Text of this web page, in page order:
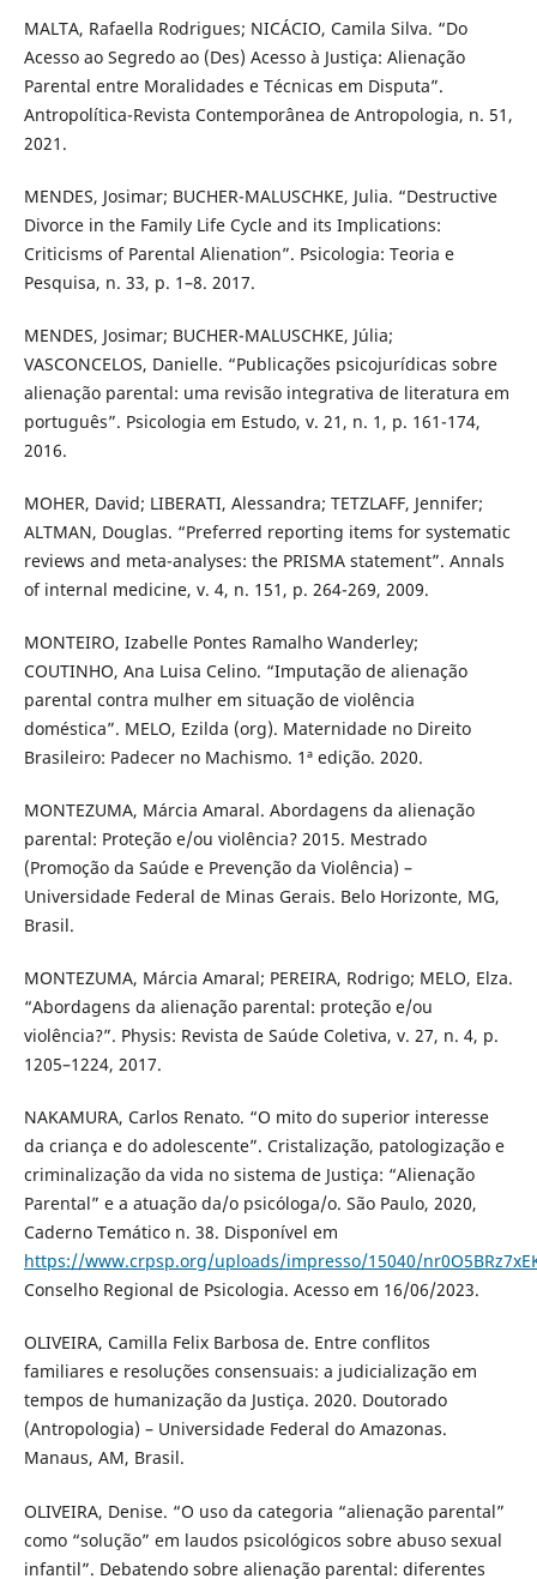
MALTA, Rafaella Rodrigues; NICÁCIO, Camila Silva. “Do
Acesso ao Segredo ao (Des) Acesso à Justiça: Alienação
Parental entre Moralidades e Técnicas em Disputa”.
Antropolítica-Revista Contemporânea de Antropologia, n. 51,
2021.
MENDES, Josimar; BUCHER-MALUSCHKE, Julia. “Destructive
Divorce in the Family Life Cycle and its Implications:
Criticisms of Parental Alienation”. Psicologia: Teoria e
Pesquisa, n. 33, p. 1–8. 2017.
MENDES, Josimar; BUCHER-MALUSCHKE, Júlia;
VASCONCELOS, Danielle. “Publicações psicojurídicas sobre
alienação parental: uma revisão integrativa de literatura em
português”. Psicologia em Estudo, v. 21, n. 1, p. 161-174,
2016.
MOHER, David; LIBERATI, Alessandra; TETZLAFF, Jennifer;
ALTMAN, Douglas. “Preferred reporting items for systematic
reviews and meta-analyses: the PRISMA statement”. Annals
of internal medicine, v. 4, n. 151, p. 264-269, 2009.
MONTEIRO, Izabelle Pontes Ramalho Wanderley;
COUTINHO, Ana Luisa Celino. “Imputação de alienação
parental contra mulher em situação de violência
doméstica”. MELO, Ezilda (org). Maternidade no Direito
Brasileiro: Padecer no Machismo. 1ª edição. 2020.
MONTEZUMA, Márcia Amaral. Abordagens da alienação
parental: Proteção e/ou violência? 2015. Mestrado
(Promoção da Saúde e Prevenção da Violência) –
Universidade Federal de Minas Gerais. Belo Horizonte, MG,
Brasil.
MONTEZUMA, Márcia Amaral; PEREIRA, Rodrigo; MELO, Elza.
“Abordagens da alienação parental: proteção e/ou
violência?”. Physis: Revista de Saúde Coletiva, v. 27, n. 4, p.
1205–1224, 2017.
NAKAMURA, Carlos Renato. “O mito do superior interesse
da criança e do adolescente”. Cristalização, patologização e
criminalização da vida no sistema de Justiça: “Alienação
Parental” e a atuação da/o psicóloga/o. São Paulo, 2020,
Caderno Temático n. 38. Disponível em
https://www.crpsp.org/uploads/impresso/15040/
Conselho Regional de Psicologia. Acesso em 16/06/2023.
OLIVEIRA, Camilla Felix Barbosa de. Entre conflitos
familiares e resoluções consensuais: a judicialização em
tempos de humanização da Justiça. 2020. Doutorado
(Antropologia) – Universidade Federal do Amazonas.
Manaus, AM, Brasil.
OLIVEIRA, Denise. “O uso da categoria “alienação parental”
como “solução” em laudos psicológicos sobre abuso sexual
infantil”. Debatendo sobre alienação parental: diferentes